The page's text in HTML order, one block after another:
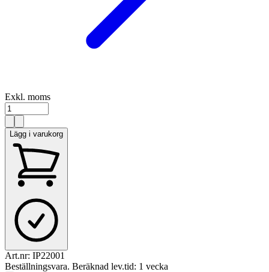
Exkl. moms
Lägg i varukorg
Art.nr: IP22001
Beställningsvara. Beräknad lev.tid: 1 vecka